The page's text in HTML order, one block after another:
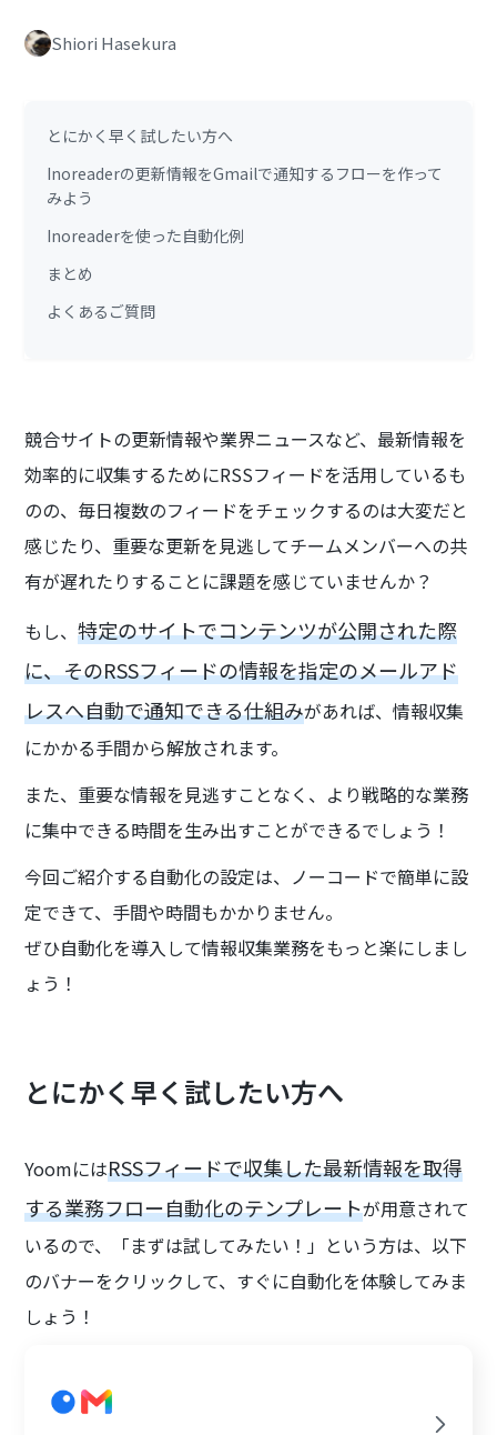
Shiori Hasekura
とにかく早く試したい方へ
Inoreaderの更新情報をGmailで通知するフローを作って
みよう
Inoreaderを使った自動化例
まとめ
よくあるご質問
競合サイトの更新情報や業界ニュースなど、最新情報を
効率的に収集するためにRSSフィードを活用しているも
のの、毎日複数のフィードをチェックするのは大変だと
感じたり、重要な更新を見逃してチームメンバーへの共
有が遅れたりすることに課題を感じていませんか？
もし、特定のサイトでコンテンツが公開された際
に、そのRSSフィードの情報を指定のメールアド
レスへ自動で通知できる仕組みがあれば、情報収集
にかかる手間から解放されます。
また、重要な情報を見逃すことなく、より戦略的な業務
に集中できる時間を生み出すことができるでしょう！
今回ご紹介する自動化の設定は、ノーコードで簡単に設
定できて、手間や時間もかかりません。
ぜひ自動化を導入して情報収集業務をもっと楽にしまし
ょう！
とにかく早く試したい方へ
YoomにはRSSフィードで収集した最新情報を取得
する業務フロー自動化のテンプレートが用意されて
いるので、「まずは試してみたい！」という方は、以下
のバナーをクリックして、すぐに自動化を体験してみま
しょう！